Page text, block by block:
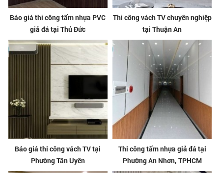
Báo giá thi công tấm nhựa PVC
giả đá tại Thủ Đức
Thi công vách TV chuyên nghiệp
tại Thuận An
Báo giá thi công vách TV tại
Phường Tân Uyên
Thi công tấm nhựa giả đá tại
Phường An Nhơn, TPHCM